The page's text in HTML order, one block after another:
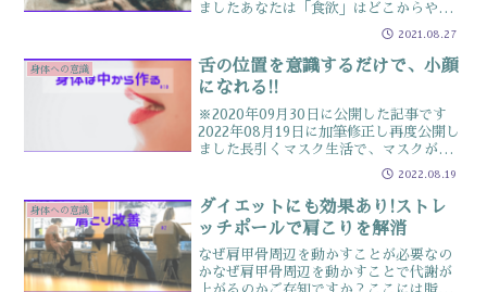
ましたあなたは「食欲」はどこからやっ
てくると思いますか？疲れると、体力つ
けよう…と普段よりも多く食べたり普段
食べないお菓子が無性に食べたくなった
りやたら甘い...
2021.08.27
身体への意識
舌の位置を意識するだけで、小顔
になれる!!
※2020年09月30日に公開した記事です
2022年08月19日に加筆修正し再度公開し
ました長引くマスク生活で、マスクが手
放せなくなっていませんか？「マスクで
口元が隠れている生活が続き、気が付け
ばマスクを取れなくなった」そんなご相
談がどんど...
2022.08.19
身体への意識
ダイエットにも効果あり!ストレ
ッチポールで肩こりを解消
なぜ肩甲骨周辺を動かすことが必要なの
かなぜ肩甲骨周辺を動かすことで代謝が